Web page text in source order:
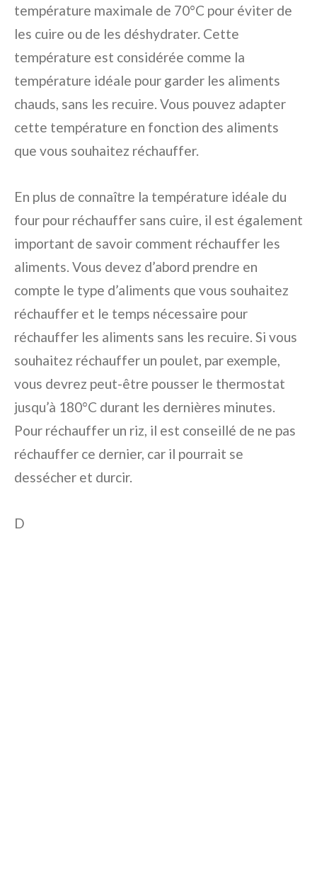
température maximale de 70°C pour éviter de
les cuire ou de les déshydrater. Cette
température est considérée comme la
température idéale pour garder les aliments
chauds, sans les recuire. Vous pouvez adapter
cette température en fonction des aliments
que vous souhaitez réchauffer.
En plus de connaître la température idéale du
four pour réchauffer sans cuire, il est également
important de savoir comment réchauffer les
aliments. Vous devez d’abord prendre en
compte le type d’aliments que vous souhaitez
réchauffer et le temps nécessaire pour
réchauffer les aliments sans les recuire. Si vous
souhaitez réchauffer un poulet, par exemple,
vous devrez peut-être pousser le thermostat
jusqu’à 180°C durant les dernières minutes.
Pour réchauffer un riz, il est conseillé de ne pas
réchauffer ce dernier, car il pourrait se
dessécher et durcir.
D